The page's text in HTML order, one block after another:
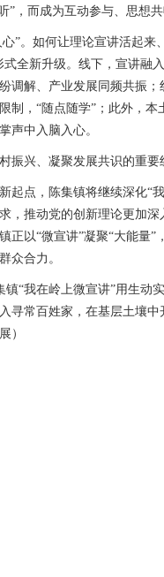
，而成为互动参与、思想共
”。如何让理论宣讲活起来
全新升级。线下，宣讲融
调解、产业发展同频共振；
，“随点随学”；此外，本
声中入脑入心。
振兴、凝聚发展共识的重要
起点，陈集镇将继续深化“
，推动党的创新理论更加深
以“微宣讲”凝聚“大能量”
众合力。
镇“我在岭上微宣讲”用生动
寻常百姓家，在基层土壤
）